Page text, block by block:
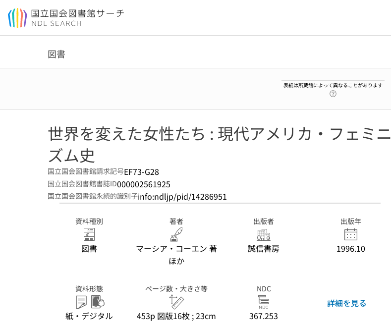
本文へ移動
図書
表紙は所蔵館によって異なることがあります
世界を変えた女性たち : 現代アメリカ・フェミニ
ズム史
国立国会図書館請求記号EF73-G28
国立国会図書館書誌ID000002561925
国立国会図書館永続的識別子info:ndljp/pid/14286951
資料種別
図書
著者
マーシア・コーエン 著
ほか
出版者
誠信書房
出版年
1996.10
資料形態
紙・デジタル
ページ数・大きさ等
453p 図版16枚 ; 23cm
NDC
367.253
詳細を見る